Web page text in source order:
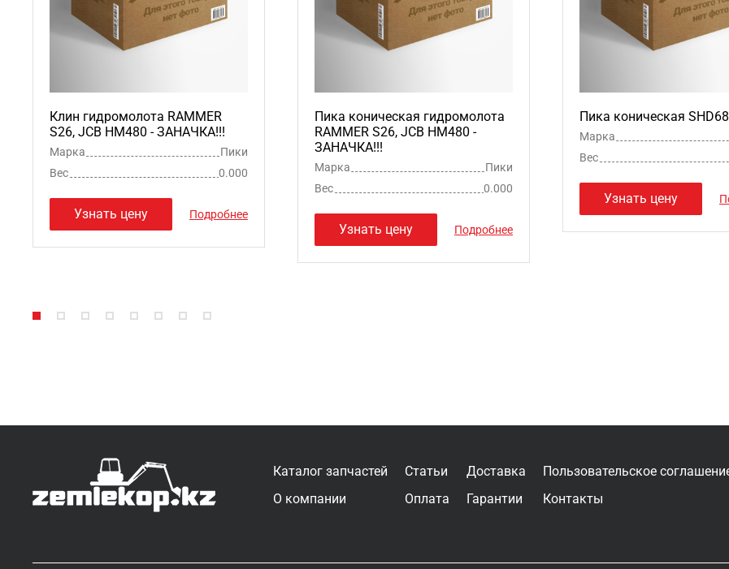
Клин гидромолота RAMMER
S26, JCB HM480 - ЗАНАЧКА!!!
Марка
Пики
Вес
0.000
Узнать цену Подробнее
Пика коническая гидромолота
RAMMER S26, JCB HM480 -
ЗАНАЧКА!!!
Марка
Пики
Вес
0.000
Узнать цену Подробнее
Пика коническая SHD68
Марка
Вес
Узнать цену
Каталог запчастей
О компании
Статьи
Оплата
Доставка
Гарантии
Пользовательское
Контакты